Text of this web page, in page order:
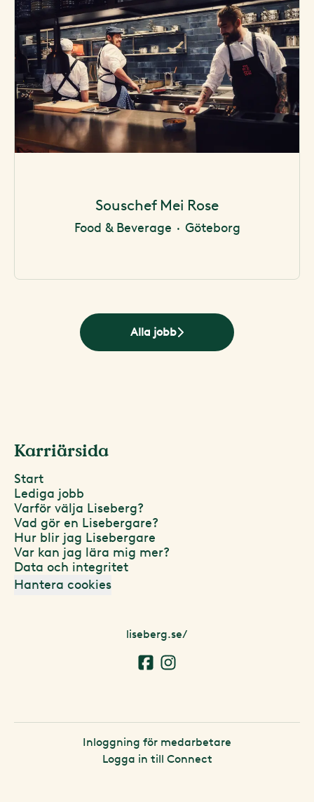
Souschef Mei Rose
Food & Beverage · Göteborg
Alla jobb
Karriärsida
Start
Lediga jobb
Varför välja Liseberg?
Vad gör en Lisebergare?
Hur blir jag Lisebergare
Var kan jag lära mig mer?
Data och integritet
Hantera cookies
liseberg.se/
Inloggning för medarbetare
Logga in till Connect